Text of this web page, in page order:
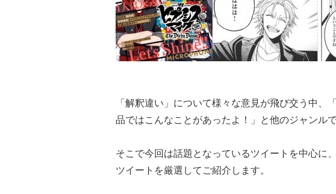
「解釈違い」について様々な意見が飛び交う中、
品ではこんなことがあったよ！」と他のジャンル
そこで今回は話題となっているツイートを中心に
ツイートを厳選してご紹介します。